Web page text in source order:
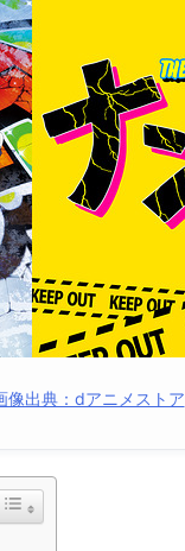
像出典：dアニメストア